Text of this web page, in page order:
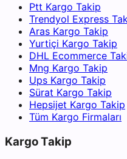
Ptt Kargo Takip
Trendyol Express
Aras Kargo Takip
Yurtiçi Kargo Takip
DHL Ecommerce
Mng Kargo Takip
Ups Kargo Takip
Sürat Kargo Takip
Hepsijet Kargo Takip
Tüm Kargo Firmaları
Kargo Takip